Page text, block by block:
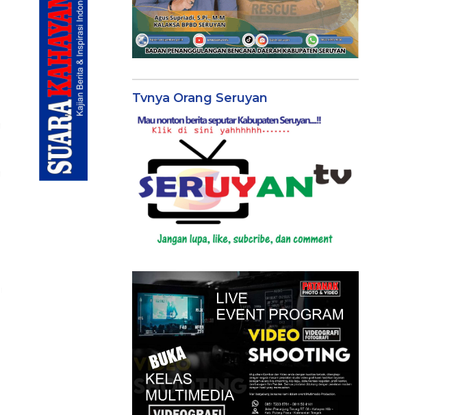
Tvnya Orang Seruyan